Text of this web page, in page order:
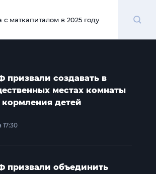
с маткапиталом в 2025 году
призвали создавать в
местах комнаты
кормления детей
17:30
призвали объединить